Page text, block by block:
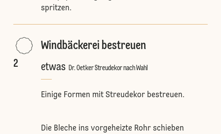
spritzen.
2
Windbäckerei bestreuen
etwas Dr. Oetker Streudekor nach Wahl
Einige Formen mit Streudekor bestreuen.
Die Bleche ins vorgeheizte Rohr schieben